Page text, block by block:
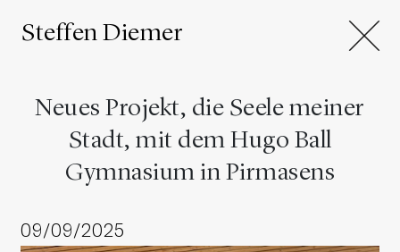
Steffen Diemer
Neues Projekt, die Seele meiner
Stadt, mit dem Hugo Ball
Gymnasium in Pirmasens
09/09/2025